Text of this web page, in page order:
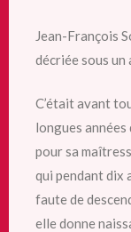
Jean-François
décriée sous un
C’était avant
longues
pour sa
qui pendant dix
faute de
elle donne